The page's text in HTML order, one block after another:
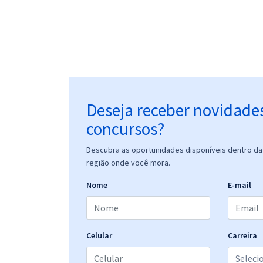
Deseja receber
concursos?
Descubra as oportunidades disponíveis dentro
região onde você mora.
Nome E-mail
Celular Carreira